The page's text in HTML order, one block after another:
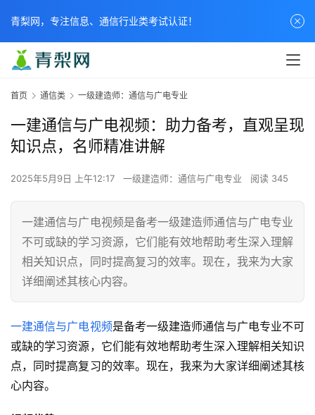
首页 通信类 一级建造师：通信与广电专业
一建通信与广电视频：助力备考，直观呈现
知识点，名师精准讲解
2025年5月9日 上午12:17 一级建造师：通信与广电专业 阅读 345
一建通信与广电视频是备考一级建造师通信与广电专业
不可或缺的学习资源，它们能有效地帮助考生深入理解
相关知识点，同时提高复习的效率。现在，我来为大家
详细阐述其核心内容。
一建通信与广电视频是备考一级建造师通信与广电专业不可
或缺的学习资源，它们能有效地帮助考生深入理解相关知识
点，同时提高复习的效率。现在，我来为大家详细阐述其核
心内容。
青梨网，专注信息、通信行业类考试认证！